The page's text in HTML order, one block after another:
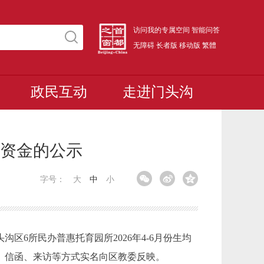
访问我的专属空间 智能问答
无障碍 长者版 移动版 繁體
政民互动 走进门头沟
金的公示
字号： 大 中 小
区6所民办普惠托育园所2026年4-6月份生均
函、来访等方式实名向区教委反映。